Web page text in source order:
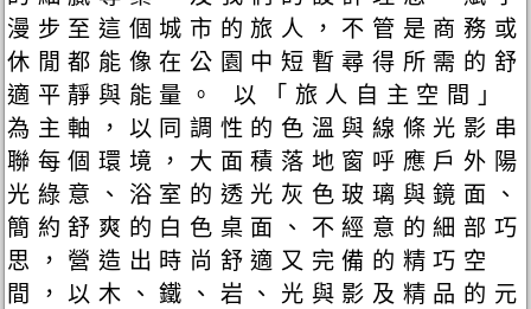
漫步至這個城市的旅人，不管是商務或
休閒都能像在公園中短暫尋得所需的舒
適平靜與能量。 以「旅人自主空間」
為主軸，以同調性的色溫與線條光影串
聯每個環境，大面積落地窗呼應戶外陽
光綠意、浴室的透光灰色玻璃與鏡面、
簡約舒爽的白色桌面、不經意的細部巧
思，營造出時尚舒適又完備的精巧空
間，以木、鐵、岩、光與影及精品的元